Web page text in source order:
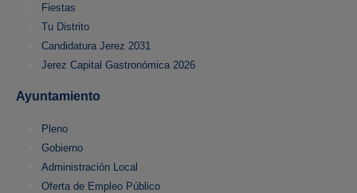
Fiestas
Tu Distrito
Candidatura Jerez 2031
Jerez Capital Gastronómica 2026
Ayuntamiento
Pleno
Gobierno
Administración Local
Oferta de Empleo Público